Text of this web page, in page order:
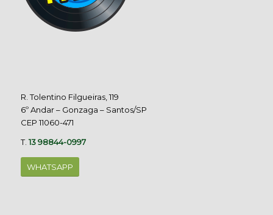
R. Tolentino Filgueiras, 119
6º Andar – Gonzaga – Santos/SP
CEP 11060-471
T.13 98844-0997
WHATSAPP